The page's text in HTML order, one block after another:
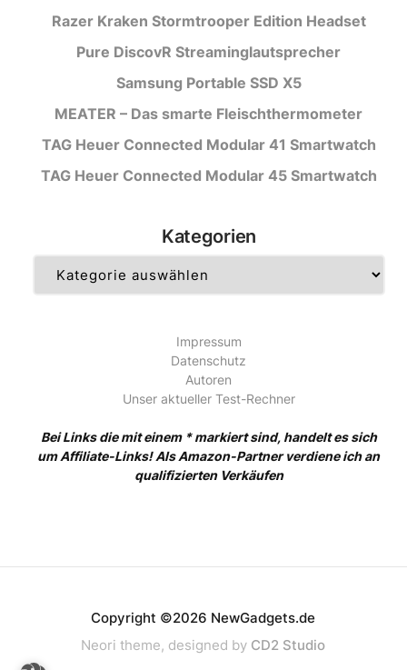
Razer Kraken Stormtrooper Edition Headset
Pure DiscovR Streaminglautsprecher
Samsung Portable SSD X5
MEATER – Das smarte Fleischthermometer
TAG Heuer Connected Modular 41 Smartwatch
TAG Heuer Connected Modular 45 Smartwatch
Kategorien
Impressum
Datenschutz
Autoren
Unser aktueller Test-Rechner
Bei Links die mit einem * markiert sind, handelt es sich
um Affiliate-Links! Als Amazon-Partner verdiene ich an
qualifizierten Verkäufen
Copyright ©2026 NewGadgets.de
Neori theme, designed by CD2 Studio